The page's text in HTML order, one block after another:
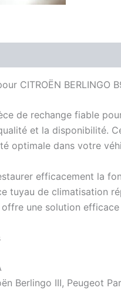
CITROËN BERLINGO
de rechange fiable
et la disponibilité.
optimale dans votre
efficacement la
tuyau de climatisation
une solution
Berlingo III, Peugeot